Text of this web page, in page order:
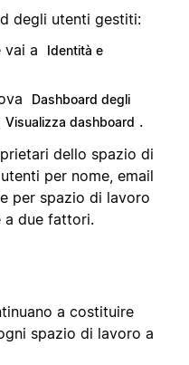
degli utenti gestiti:
vai a
Identità e
Dashboard degli
Visualizza dashboard .
dello spazio di
per nome, email
per spazio di lavoro
a due fattori.
a costituire
spazio di lavoro a